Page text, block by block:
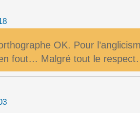
OK. Pour
fout… Malgré tout le